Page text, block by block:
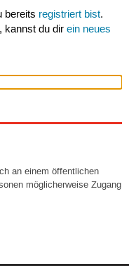
bereits registriert bist.
kannst du dir ein neues
an einem öffentlichen
möglicherweise Zugang